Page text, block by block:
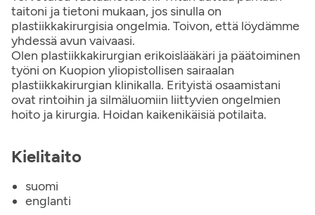
taitoni ja tietoni mukaan, jos sinulla on
plastiikkakirurgisia ongelmia. Toivon, että löydämme
yhdessä avun vaivaasi.
Olen plastiikkakirurgian erikoislääkäri ja päätoiminen
työni on Kuopion yliopistollisen sairaalan
plastiikkakirurgian klinikalla. Erityistä osaamistani
ovat rintoihin ja silmäluomiin liittyvien ongelmien
hoito ja kirurgia. Hoidan kaikenikäisiä potilaita.
Kielitaito
suomi
englanti